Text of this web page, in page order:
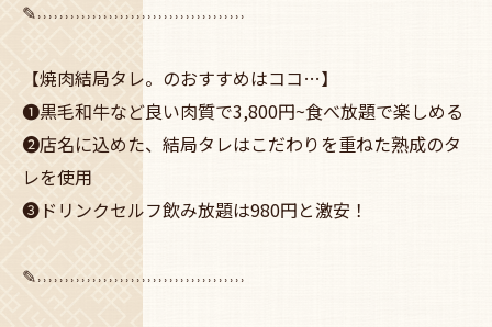
✎˒˒˒˒˒˒˒˒˒˒˒˒˒˒˒˒˒˒˒˒˒˒˒˒˒˒˒˒˒˒˒˒˒˒˒˒˒˒
【焼肉結局タレ。のおすすめはココ…】
❶黒毛和牛など良い肉質で3,800円~食べ放題で楽しめる
❷店名に込めた、結局タレはこだわりを重ねた熟成のタ
レを使用
❸ドリンクセルフ飲み放題は980円と激安！
✎˒˒˒˒˒˒˒˒˒˒˒˒˒˒˒˒˒˒˒˒˒˒˒˒˒˒˒˒˒˒˒˒˒˒˒˒˒˒